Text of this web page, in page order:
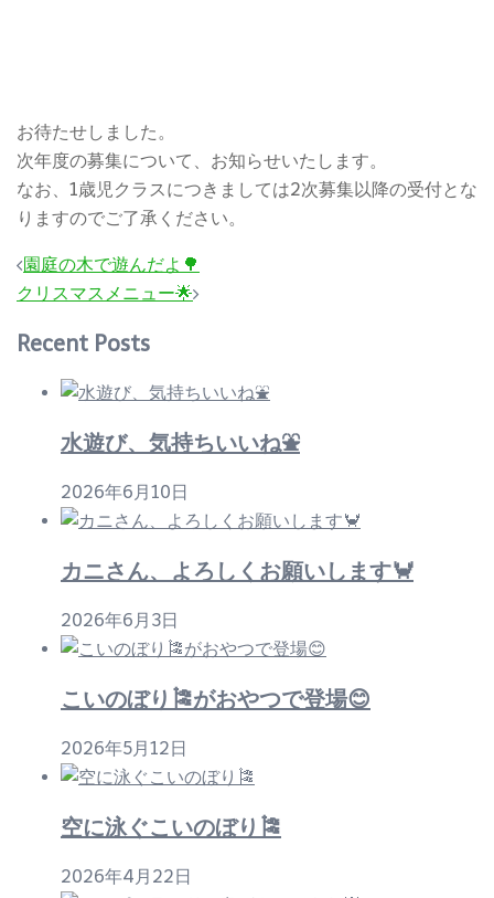
お待たせしました。
次年度の募集について、お知らせいたします。
なお、1歳児クラスにつきましては2次募集以降の受付とな
りますのでご了承ください。
投
稿
ナ
ビ
ゲ
ン
園庭の木で遊んだよ🌳
クリスマスメニュー🌟
Recent Posts
水遊び、気持ちいいね⛲
2026年6月10日
カニさん、よろしくお願いします🦀
2026年6月3日
こいのぼり🎏がおやつで登場😊
2026年5月12日
空に泳ぐこいのぼり🎏
2026年4月22日